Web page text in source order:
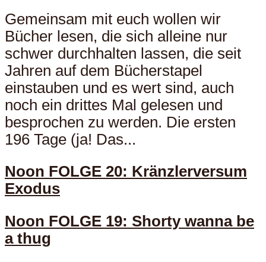
Gemeinsam mit euch wollen wir
Bücher lesen, die sich alleine nur
schwer durchhalten lassen, die seit
Jahren auf dem Bücherstapel
einstauben und es wert sind, auch
noch ein drittes Mal gelesen und
besprochen zu werden. Die ersten
196 Tage (ja! Das...
Noon FOLGE 20: Kränzlerversum
Exodus
Noon FOLGE 19: Shorty wanna be
a thug